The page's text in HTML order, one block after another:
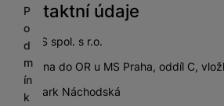
P
o
d
m
ín
k
Kontaktní údaje
SETOS spol. s r.o.
zapsána do OR u MS Praha, oddíl C,
City Park Náchodská